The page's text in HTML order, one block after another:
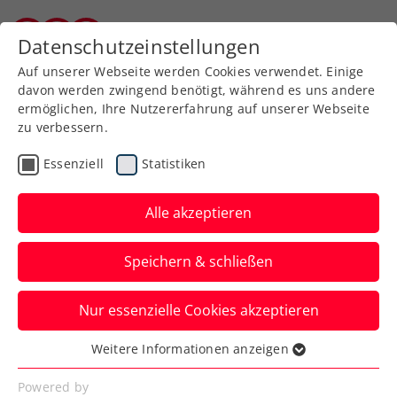
Aktuelle News
News filtern
Datenschutzeinstellungen
Auf unserer Webseite werden Cookies verwendet. Einige
davon werden zwingend benötigt, während es uns andere
ermöglichen, Ihre Nutzererfahrung auf unserer Webseite
zu verbessern.
Essenziell Statistiken
Alle akzeptieren
Speichern & schließen
Nur essenzielle Cookies akzeptieren
Essenziell
Essenzielle Cookies werden für grundlegende
Weitere Informationen anzeigen
Powered by